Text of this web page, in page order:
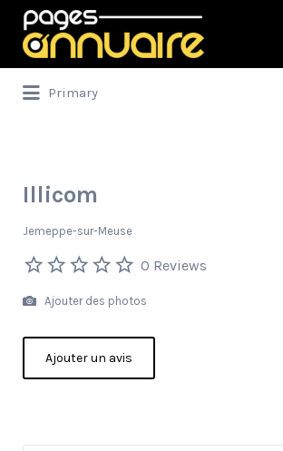
Rechercher:
Primary
Illicom
Jemeppe-sur-Meuse
0 Reviews
Ajouter des photos
Ajouter un avis